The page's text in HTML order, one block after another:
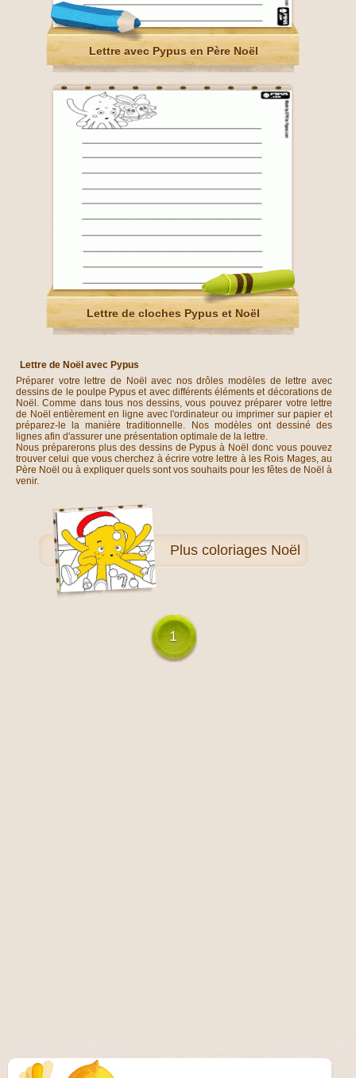
Lettre avec Pypus en Père Noël
Lettre de cloches Pypus et Noël
Lettre de Noël avec Pypus
Préparer votre lettre de Noël avec nos drôles modèles de lettre avec
dessins de le poulpe Pypus et avec différents éléments et décorations de
Noël. Comme dans tous nos dessins, vous pouvez préparer votre lettre
de Noël entièrement en ligne avec l'ordinateur ou imprimer sur papier et
préparez-le la manière traditionnelle. Nos modèles ont dessiné des
lignes afin d'assurer une présentation optimale de la lettre.
Nous préparerons plus des dessins de Pypus à Noël donc vous pouvez
trouver celui que vous cherchez à écrire votre lettre à les Rois Mages, au
Père Noël ou à expliquer quels sont vos souhaits pour les fêtes de Noël à
venir.
Plus coloriages Noël
1